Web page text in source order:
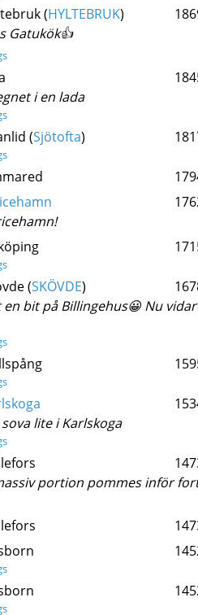
(HYLTEBRUK)
Gatukök👍
i en lada
(Sjötofta)
(SKÖVDE)
bit på Billingehus😀 Nu
lite i Karlskoga
portion pommes inför